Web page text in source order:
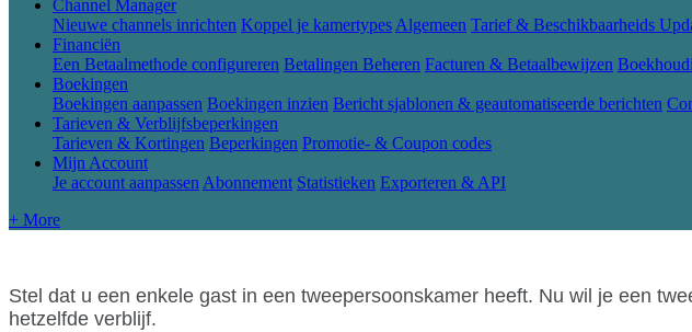
Channel Manager
Nieuwe channels inrichten Koppel je kamertypes Algemeen Tarief & Beschikbaarheids
Financiën
Een Betaalmethode configureren Betalingen Beheren Facturen & Betaalbewijzen
Boekingen
Boekingen aanpassen Boekingen inzien Bericht sjablonen & geautomatiseerde berichten
Tarieven & Verblijfsbeperkingen
Tarieven & Kortingen Beperkingen Promotie- & Coupon codes
Mijn Account
Je account aanpassen Abonnement Statistieken Exporteren & API
+ More
Stel dat u een enkele gast in een tweepersoonskamer heeft. Nu wil je een
hetzelfde verblijf.